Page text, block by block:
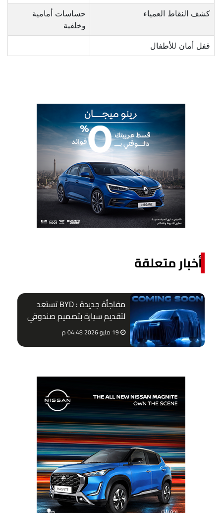
كشف النقاط العمياء
حساسات أمامية
وخلفية
قفل أمان للأطفال
أخبار متعلقة
مفاجأة جديدة : BYD تستعد
لتقديم سيارة بتصميم صندوقي
بمصر
19 مايو 2026 04:48 م